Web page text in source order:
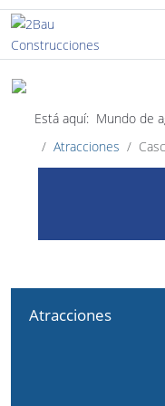
Está aquí: Mundo de
Atracciones
Seleccione su idioma
Atracciones